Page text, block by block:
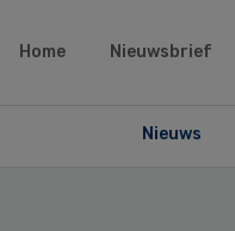
Home Nieuwsbrief
Nieuws